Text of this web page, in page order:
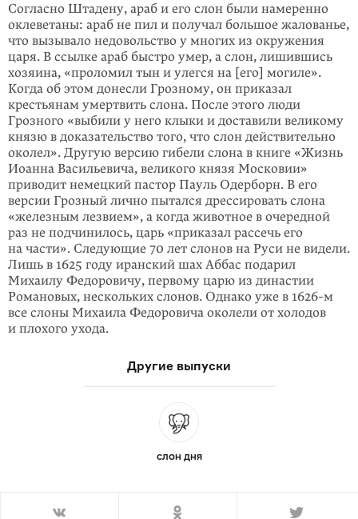
Согласно Штадену, араб и его слон были намеренно
оклеветаны: араб не пил и получал большое жалованье,
что вызывало недовольство у многих из окру­жения
царя. В ссылке араб быстро умер, а слон, лишившись
хозяина, «проло­мил тын и улегся на [его] могиле».
Когда об этом донесли Грозному, он прика­зал
крестьянам умертвить слона. После этого люди
Грозного «выбили у него клыки и доставили великому
князю в доказательство того, что слон дей­стви­тельно
околел». Другую версию гибели слона в книге «Жизнь
Иоанна Василье­вича, великого князя Московии»
приводит немецкий пастор Пауль Одерборн. В его
версии Грозный лично пытался дрессировать слона
«железным лезвием», а когда животное в очередной
раз не подчинилось, царь «приказал рассечь его
на части». Следующие 70 лет слонов на Руси не видели.
Лишь в 1625 году иран­ский шах Аббас подарил
Михаилу Федоровичу, первому царю из династии
Романовых, нескольких слонов. Однако уже в 1626-м
все слоны Михаила Федоровича околели от холодов
и плохого ухода.
Другие выпуски
СЛОН ДНЯ